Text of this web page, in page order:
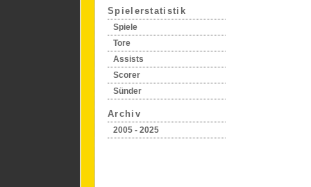
Spielerstatistik
Spiele
Tore
Assists
Scorer
Sünder
Archiv
2005 - 2025